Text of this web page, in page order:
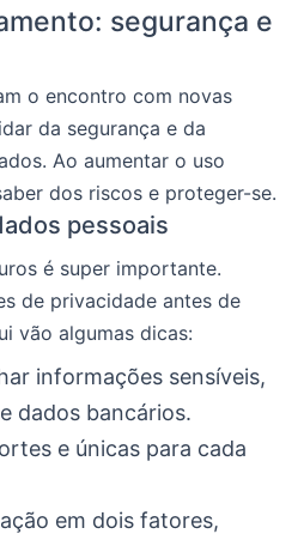
segurança e
o encontro com novas
da segurança e da
Ao aumentar o uso
dos riscos e proteger-se.
pessoais
é super importante.
de privacidade antes de
vão algumas dicas:
informações sensíveis,
dados bancários.
e únicas para cada
em dois fatores,